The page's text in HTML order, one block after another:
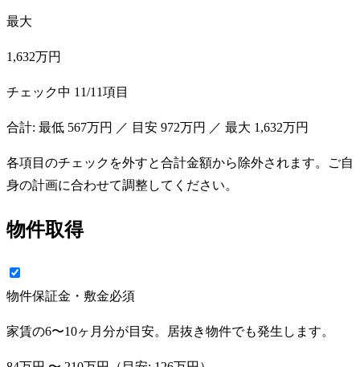
最大
1,632万円
チェック中 11/11項目
合計: 最低 567万円 ／ 目安 972万円 ／ 最大 1,632万円
各項目のチェックを外すと合計金額から除外されます。ご自
身の計画に合わせて調整してください。
物件取得
物件保証金・敷金必須
家賃の6〜10ヶ月分が目安。居抜き物件でも発生します。